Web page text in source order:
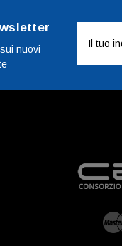
nuovi
mail